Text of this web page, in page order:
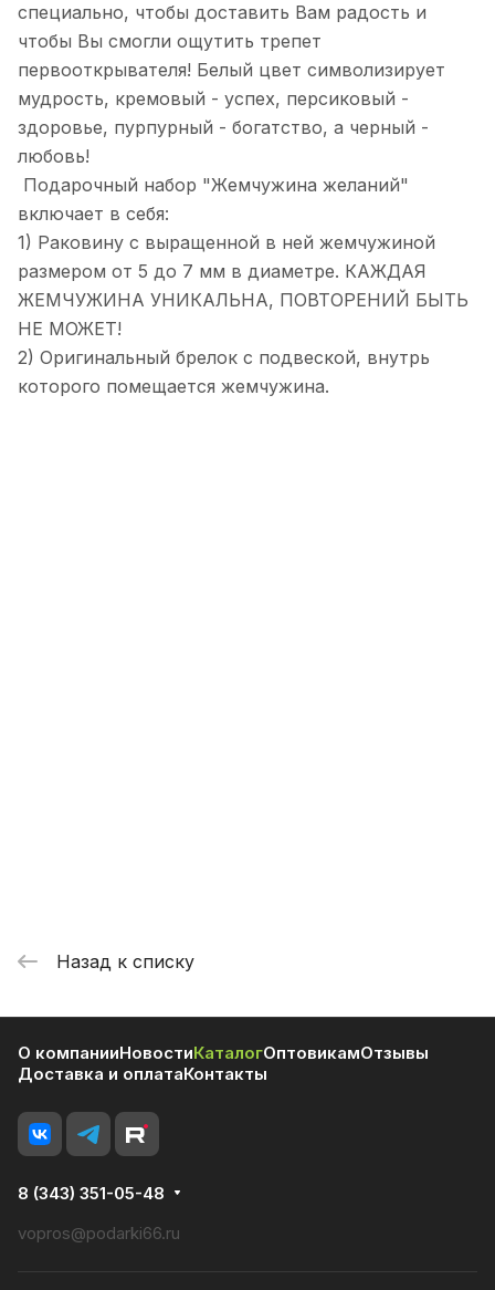
специально, чтобы доставить Вам радость и
чтобы Вы смогли ощутить трепет
первооткрывателя! Белый цвет символизирует
мудрость, кремовый - успех, персиковый -
здоровье, пурпурный - богатство, а черный -
любовь!
Подарочный набор "Жемчужина желаний"
включает в себя:
1) Раковину с выращенной в ней жемчужиной
размером от 5 до 7 мм в диаметре. КАЖДАЯ
ЖЕМЧУЖИНА УНИКАЛЬНА, ПОВТОРЕНИЙ БЫТЬ
НЕ МОЖЕТ!
2) Оригинальный брелок с подвеской, внутрь
которого помещается жемчужина.
Назад к списку
О компанииНовостиКаталогОптовикамОтзывы
Доставка и оплатаКонтакты
8 (343) 351-05-48
vopros@podarki66.ru